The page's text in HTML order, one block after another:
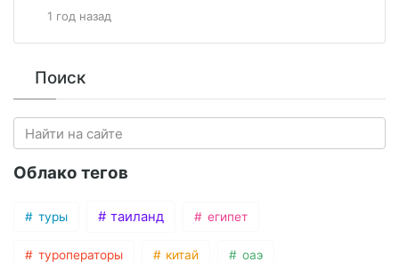
1 год назад
Поиск
Облако тегов
туры таиланд египет
туроператоры китай оаэ